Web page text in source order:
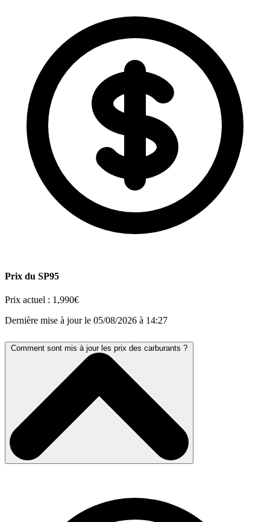
Prix du SP95
Prix actuel : 1,990€
Dernière mise à jour le 05/08/2026 à 14:27
Comment sont mis à jour les prix des carburants ?